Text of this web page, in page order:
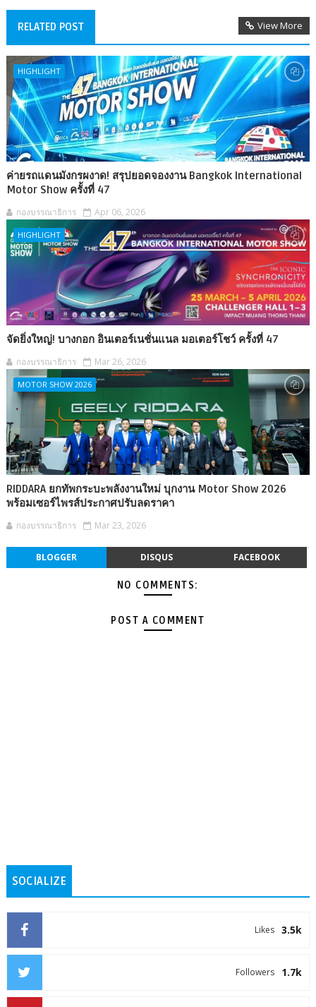
RELATED POST View More
HIGHLIGHT
ค่ายรถแดนมังกรผงาด! สรุปยอดจองงาน Bangkok International
Motor Show ครั้งที่ 47
กองบรรณาธิการ Apr 06, 2026
HIGHLIGHT
จัดยิ่งใหญ่! บางกอก อินเตอร์เนชั่นแนล มอเตอร์โชว์ ครั้งที่ 47
กองบรรณาธิการ Mar 26, 2026
MOTOR SHOW 2026
RIDDARA ยกทัพกระบะพลังงานใหม่ บุกงาน Motor Show 2026
พร้อมเซอร์ไพรส์ประกาศปรับลดราคา
กองบรรณาธิการ Mar 23, 2026
BLOGGER DISQUS FACEBOOK
NO COMMENTS:
POST A COMMENT
SOCIALIZE
3.5k
Likes
1.7k
Followers